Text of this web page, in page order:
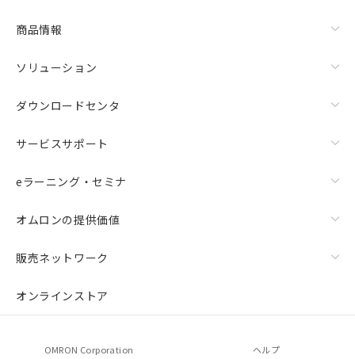
商品情報
ソリューション
ダウンロードセンタ
サービスサポート
eラーニング・セミナ
オムロンの提供価値
販売ネットワーク
オンラインストア
OMRON Corporation ヘルプ